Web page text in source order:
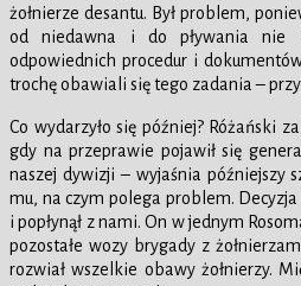
żołnierze desantu. Był problem,
od niedawna i do pływania nie
odpowiednich procedur i
trochę obawiali się tego zadania –
Co wydarzyło się później? Różański
gdy na przeprawie pojawił się
naszej dywizji – wyjaśnia późniejszy
mu, na czym polega problem. Decyzja
i popłynął z nami. On w jednym
pozostałe wozy brygady z
rozwiał wszelkie obawy żołnierzy.